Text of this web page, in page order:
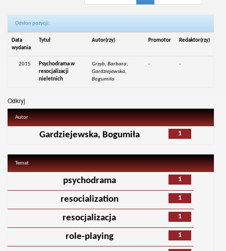
Odsłon pozycji:
Data
wydania
Tytuł Autor(rzy) Promotor Redaktor(rzy)
2015
Psychodrama w
resocjalizacji
nieletnich
Grzyb, Barbara;
Gardziejewska,
Bogumiła
- -
Odkryj
Autor
1
Gardziejewska, Bogumiła
Temat
1
psychodrama
1
resocialization
1
resocjalizacja
1
role-playing